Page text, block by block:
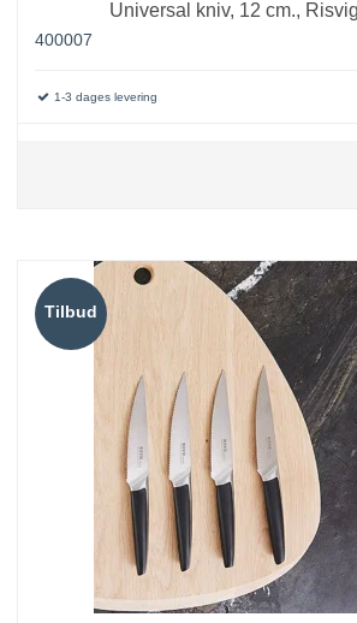
Universal kniv, 12 cm.,
400007
1-3 dages levering
Tilbud